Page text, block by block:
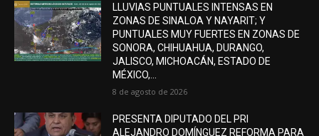
LLUVIAS PUNTUALES INTENSAS EN
ZONAS DE SINALOA Y NAYARIT; Y
PUNTUALES MUY FUERTES EN ZONAS DE
SONORA, CHIHUAHUA, DURANGO,
JALISCO, MICHOACÁN, ESTADO DE
MÉXICO,...
8 de agosto de 2026
PRESENTA DIPUTADO DEL PRI
ALEJANDRO DOMÍNGUEZ REFORMA PARA